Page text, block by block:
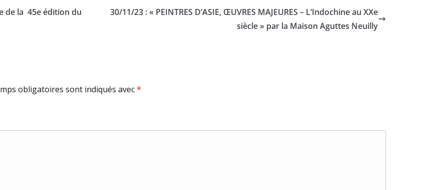
de la 45e édition du
30/11/23 : « PEINTRES D’ASIE, ŒUVRES MAJEURES – L’Indochine au XXe
siècle » par la Maison Aguttes Neuilly
obligatoires sont indiqués avec*